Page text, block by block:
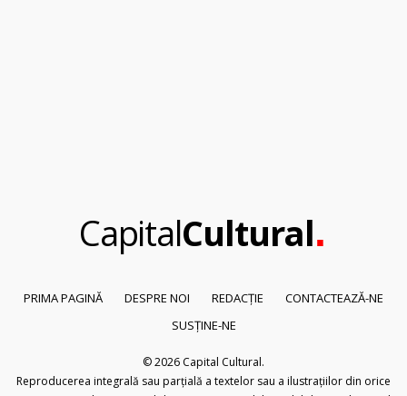
CapitalCultural.
PRIMA PAGINĂ DESPRE NOI REDACȚIE
CONTACTEAZĂ-NE
SUSȚINE-NE
© 2026 Capital Cultural.
Reproducerea integrală sau parțială a textelor sau a ilustrațiilor din orice